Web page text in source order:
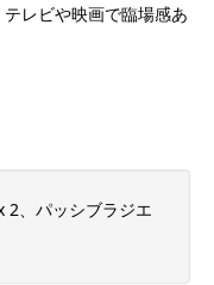
レビや映画で臨場感あ
2、パッシブラジエ